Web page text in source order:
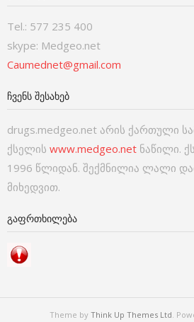
Tel.: 577 235 400
skype: Medgeo.net
Caumednet@gmail.com
ᲩᲕᲔᲜᲡ ᲨᲔᲡᲐᲮᲔᲑ
drugs.medgeo.net არის ქართული
ქსელის www.medgeo.net ნაწილი.
1996 წლიდან. შექმნილია ლალი
მიხედვით.
ᲒᲐᲤᲠᲗᲮᲘᲚᲔᲑᲐ
Theme by Think Up Themes Ltd.